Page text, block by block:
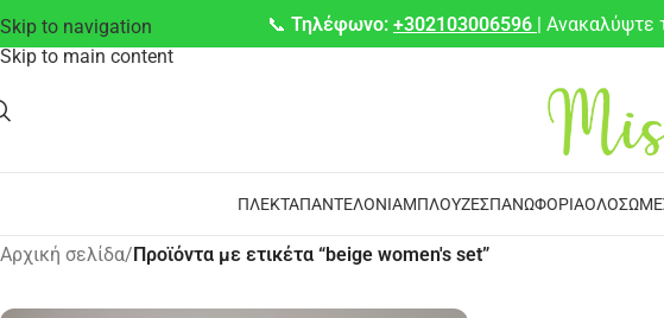
Skip to navigation
Skip to main content
📞 Τηλέφωνο: +302103006596 | Ανακαλύψτε
ΠΛΕΚΤΆΠΑΝΤΕΛΌΝΙΑΜΠΛΟΎΖΕΣΠΑΝΩΦΌΡΙΑ
Αρχική σελίδα/Προϊόντα με ετικέτα “beige women's set”